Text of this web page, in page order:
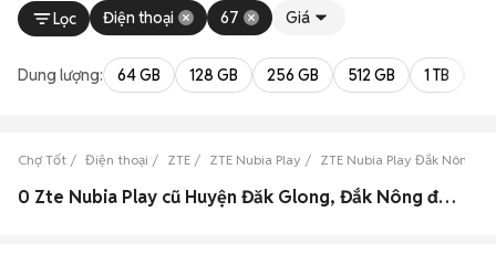
Lọc Điện thoại 67 Giá
Dung lượng: 64 GB 128 GB 256 GB 512 GB 1 TB
Chợ Tốt Điện thoại ZTE ZTE Nubia Play ZTE Nubia Play Đắk Nông
0 Zte Nubia Play cũ Huyện Đăk Glong, Đắk Nông đẹp